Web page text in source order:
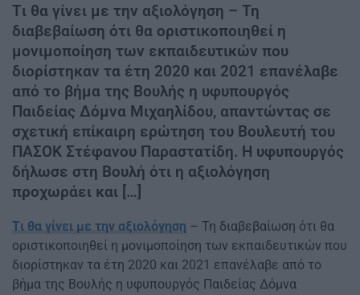
Tι θα γίνει με την αξιολόγηση – Τη
διαβεβαίωση ότι θα οριστικοποιηθεί η
μονιμοποίηση των εκπαιδευτικών που
διορίστηκαν τα έτη 2020 και 2021 επανέλαβε
από το βήμα της Βουλής η υφυπουργός
Παιδείας Δόμνα Μιχαηλίδου, απαντώντας σε
σχετική επίκαιρη ερώτηση του Βουλευτή του
ΠΑΣΟΚ Στέφανου Παραστατίδη. Η υφυπουργός
δήλωσε στη Βουλή ότι η αξιολόγηση
προχωράει και […]
Tι θα γίνει με την αξιολόγηση – Τη διαβεβαίωση ότι θα
οριστικοποιηθεί η μονιμοποίηση των εκπαιδευτικών που
διορίστηκαν τα έτη 2020 και 2021 επανέλαβε από το
βήμα της Βουλής η υφυπουργός Παιδείας Δόμνα